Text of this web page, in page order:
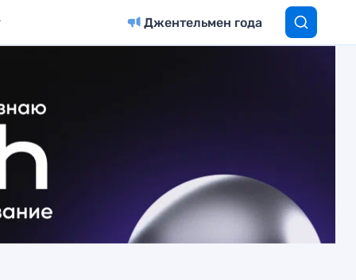
Джентельмен года